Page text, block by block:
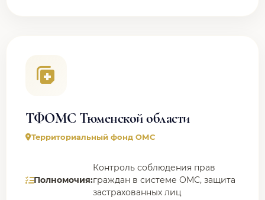
ТФОМС Тюменской области
Территориальный фонд ОМС
Полномочия:
Контроль соблюдения прав
граждан в системе ОМС, защита
застрахованных лиц